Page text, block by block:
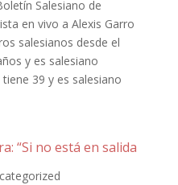
Salesiano de
en vivo a Alexis Garro
salesianos desde el
y es salesiano
39 y es salesiano
“Si no está en salida